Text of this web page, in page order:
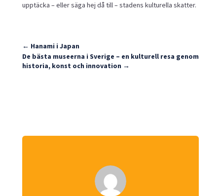
upptäcka – eller säga hej då till – stadens kulturella skatter.
← Hanami i Japan
De bästa museerna i Sverige – en kulturell resa genom
historia, konst och innovation →